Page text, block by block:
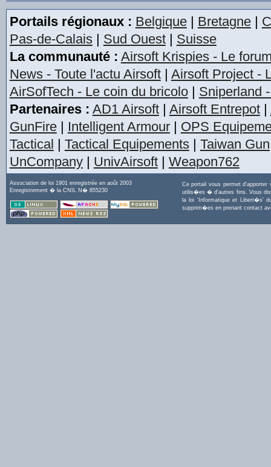
Portails régionaux : Belgique| Bretagne|
Pas-de-Calais| Sud Ouest| Suisse
La communauté : Airsoft Krispies - Le
News - Toute l'actu Airsoft| Airsoft Project -
AirSofTech - Le coin du bricolo| Sniperland
Partenaires : AD1 Airsoft| Airsoft Entrepot|
GunFire| Intelligent Armour| OPS
Tactical | Tactical Equipements| Taiwan Gun
UnCompany| UnivAirsoft| Weapon762
Association de loi 1901 enregistrée en août 2003
Enregistrement � la CNIL N� 855230
Ce portail vous permet
utilis�es � d'autres fins. Vous
la loi 'Informatique et Libert�s'
supprim�es en prenant contact